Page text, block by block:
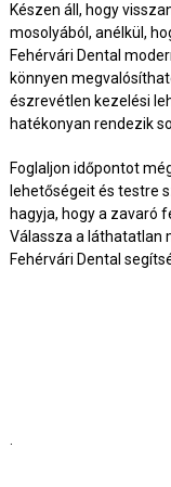
Készen áll, hogy
mosolyából, anélkül,
Fehérvári Dental
könnyen
észrevétlen kezelési
hatékonyan rendezik
Foglaljon időpontot
lehetőségeit és testre
hagyja, hogy a zavaró
Válassza a láthatatlan
Fehérvári Dental